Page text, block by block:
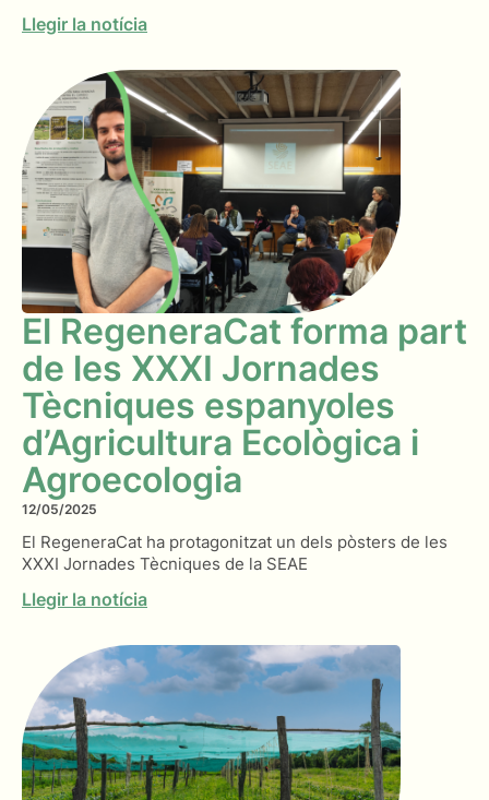
Llegir la notícia
El RegeneraCat forma part
de les XXXI Jornades
Tècniques espanyoles
d’Agricultura Ecològica i
Agroecologia
12/05/2025
El RegeneraCat ha protagonitzat un dels pòsters de les
XXXI Jornades Tècniques de la SEAE
Llegir la notícia